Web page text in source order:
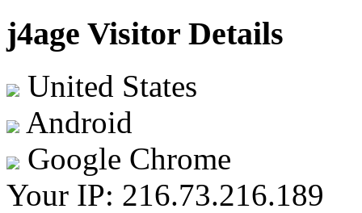
j4age Visitor Details
United States
Android
Google Chrome
Your IP: 216.73.216.189